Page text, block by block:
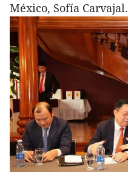
México, Sofía Carvajal.